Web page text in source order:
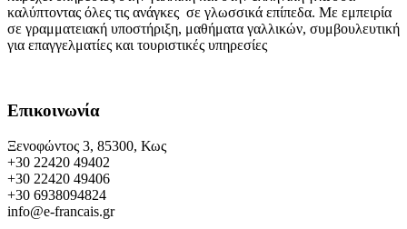
καλύπτοντας όλες τις ανάγκες σε γλωσσικά επίπεδα. Με εμπειρία
σε γραμματειακή υποστήριξη, μαθήματα γαλλικών, συμβουλευτική
για επαγγελματίες και τουριστικές υπηρεσίες
Επικοινωνία
Ξενοφώντος 3, 85300, Κως
+30 22420 49402
+30 22420 49406
+30 6938094824
info@e-francais.gr